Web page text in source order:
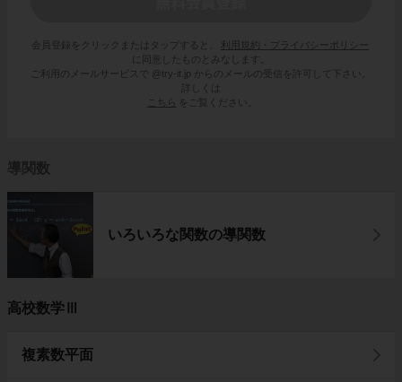
会員登録をクリックまたはタップすると、
利用規約・プライバシーポリシー
に同意したものとみなします。
ご利用のメールサービスで @try-it.jp からのメールの受信を許可して下さい。
詳しくは
こちら
をご覧ください。
導関数
いろいろな関数の導関数
高校数学Ⅲ
複素数平面